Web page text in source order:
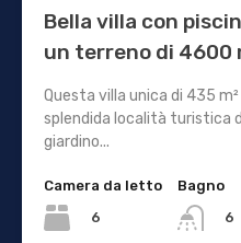
Bella villa con
un terreno di 4600
Questa villa unica di 435
splendida località turistica
giardino...
Camera da letto
6
Bagno
6